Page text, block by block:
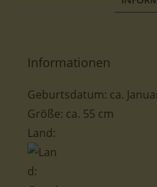
Informationen
Geburtsdatum: ca.
Größe: ca. 55 cm
Land: